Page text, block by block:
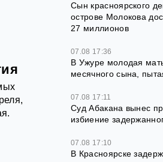
Сын красноярского
острове Молокова
27 миллионов
07.08 17:36
В Ужуре молодая
месячного сына,
07.08 17:11
Суд Абакана вынес
избиение
07.08 17:10
В Красноярске